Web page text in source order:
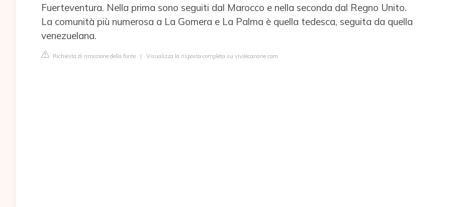
Fuerteventura. Nella prima sono seguiti dal Marocco e nella seconda dal Regno Unito.
La comunità più numerosa a La Gomera e La Palma è quella tedesca, seguita da quella
venezuelana.
Richiesta di rimozione della fonte | Visualizza la risposta completa su vivilecanarie.com